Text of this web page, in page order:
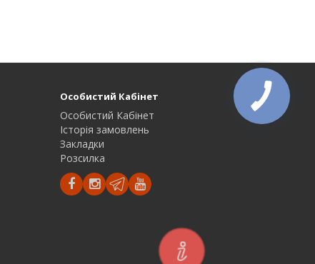
Особистий Кабінет
Особистий Кабінет
Історія замовлень
Закладки
Розсилка